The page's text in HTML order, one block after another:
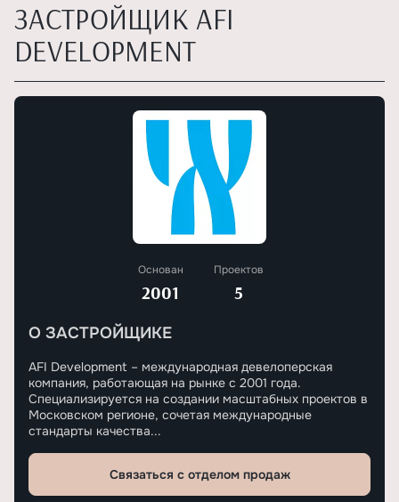
ЗАСТРОЙЩИК AFI
DEVELOPMENT
Основан
2001
Проектов
5
О ЗАСТРОЙЩИКЕ
AFI Development – международная девелоперская
компания, работающая на рынке с 2001 года.
Специализируется на создании масштабных проектов в
Московском регионе, сочетая международные
стандарты качества...
Связаться с отделом продаж